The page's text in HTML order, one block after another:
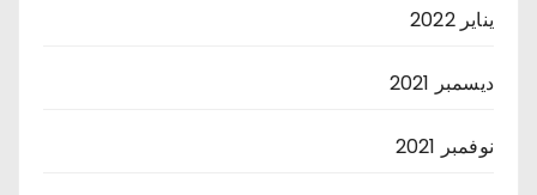
يناير 2022
ديسمبر 2021
نوفمبر 2021